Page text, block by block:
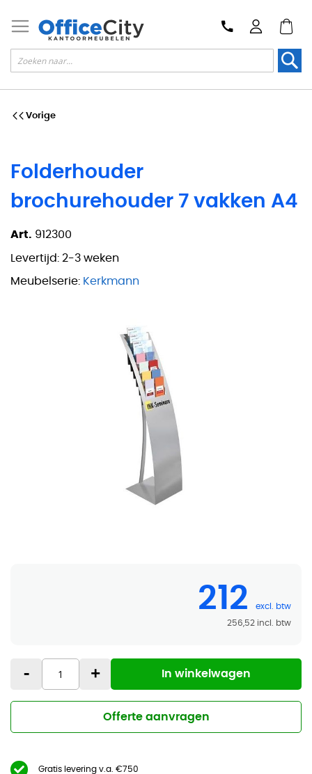
Folderhouder
brochurehouder 7 vakken A4
Art. 912300
Levertijd: 2-3 weken
Meubelserie: Kerkmann
212
256,52
- + In winkelwagen
Offerte aanvragen
Gratis levering v.a. €750
Vorige